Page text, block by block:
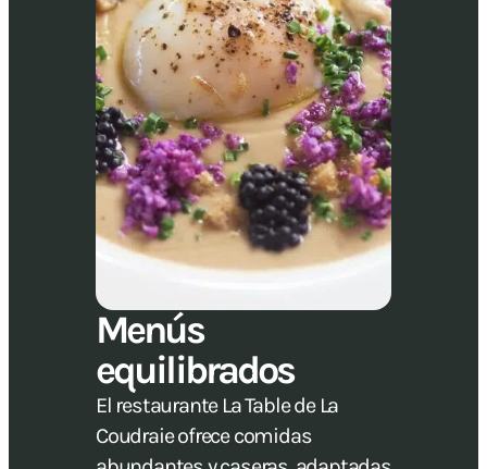
Menús
equilibrados
El restaurante La Table de La
Coudraie ofrece comidas